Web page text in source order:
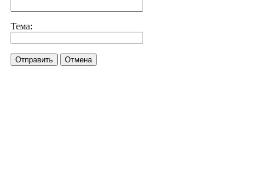
Тема:
Отправить Отмена